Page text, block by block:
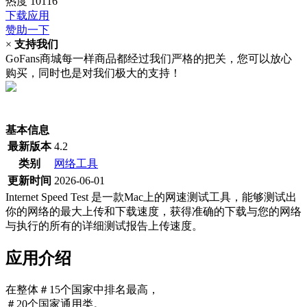
下载应用
赞助一下
× 支持我们
GoFans商城每一样商品都经过我们严格的把关，您可以放心
购买，同时也是对我们极大的支持！
基本信息
最新版本 4.2
类别
网络工具
更新时间 2026-06-01
Internet Speed Test 是一款Mac上的网速测试工具，能够测试出
你的网络的最大上传和下载速度，获得准确的下载与您的网络
与执行的所有的详细测试报告上传速度。
应用介绍
在整体＃15个国家中排名最高，
＃20个国家通用类。